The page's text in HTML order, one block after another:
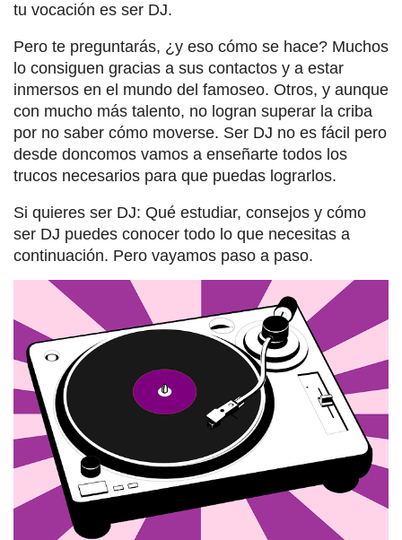
tu vocación es ser DJ.
Pero te preguntarás, ¿y eso cómo se hace? Muchos
lo consiguen gracias a sus contactos y a estar
inmersos en el mundo del famoseo. Otros, y aunque
con mucho más talento, no logran superar la criba
por no saber cómo moverse. Ser DJ no es fácil pero
desde doncomos vamos a enseñarte todos los
trucos necesarios para que puedas lograrlos.
Si quieres ser DJ: Qué estudiar, consejos y cómo
ser DJ puedes conocer todo lo que necesitas a
continuación. Pero vayamos paso a paso.